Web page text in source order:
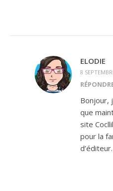
ELODIE
8
Bonjour,
que
site
pour la
d’éditeur.